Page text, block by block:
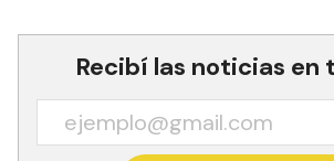
Recibí las noticias en